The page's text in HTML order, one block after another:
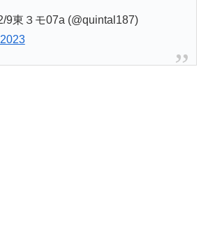
東３モ07a (@quintal187)